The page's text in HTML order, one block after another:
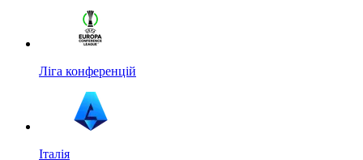
Ліга конференцій
Італія